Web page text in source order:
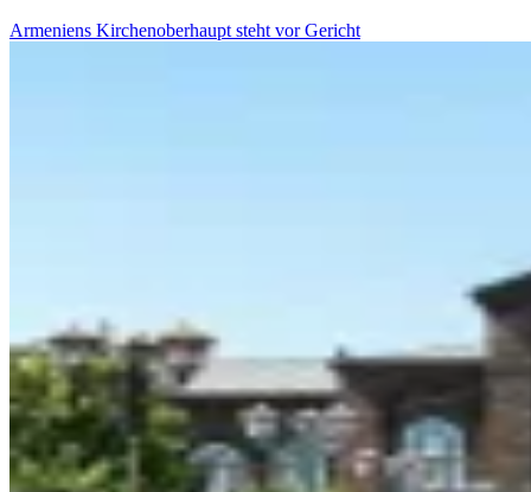
Armeniens Kirchenoberhaupt steht vor Gericht